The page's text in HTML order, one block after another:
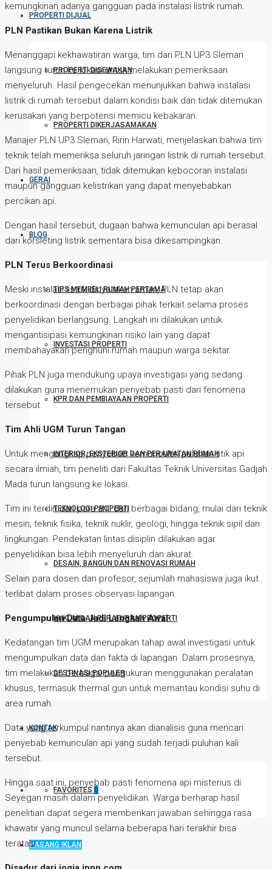
PROPERTI DIJUAL
PROPERTI DISEWAKAN
PROPERTI DIKERJASAMAKAN
GERAI
BLOG
TIPS MEMBELI RUMAH PERTAMA
INVESTASI PROPERTI
KPR DAN PEMBIAYAAN PROPERTI
INTERIOR, EKSTERIOR DAN PERAWATAN RUMAH
TEKNOLOGI PROPERTI
DESAIN, BANGUN DAN RENOVASI RUMAH
HUKUM DAN PERATURAN PROPERTI
DESTINASI POPULER
KONTAK
FAVORITES 0
PASANG IKLAN
kemungkinan adanya gangguan pada instalasi listrik rumah.
PLN Pastikan Bukan Karena Listrik
Menanggapi kekhawatiran warga, tim dari PLN UP3 Sleman
langsung turun ke lokasi untuk melakukan pemeriksaan
menyeluruh. Hasil pengecekan menunjukkan bahwa instalasi
listrik di rumah tersebut dalam kondisi baik dan tidak ditemukan
kerusakan yang berpotensi memicu kebakaran.
Manajer PLN UP3 Sleman, Ririn Harwati, menjelaskan bahwa tim
teknik telah memeriksa seluruh jaringan listrik di rumah tersebut.
Dari hasil pemeriksaan, tidak ditemukan kebocoran instalasi
maupun gangguan kelistrikan yang dapat menyebabkan
percikan api.
Dengan hasil tersebut, dugaan bahwa kemunculan api berasal
dari korsleting listrik sementara bisa dikesampingkan.
PLN Terus Berkoordinasi
Meski instalasi listrik dinyatakan aman, PLN tetap akan
berkoordinasi dengan berbagai pihak terkait selama proses
penyelidikan berlangsung. Langkah ini dilakukan untuk
mengantisipasi kemungkinan risiko lain yang dapat
membahayakan penghuni rumah maupun warga sekitar.
Pihak PLN juga mendukung upaya investigasi yang sedang
dilakukan guna menemukan penyebab pasti dari fenomena
tersebut.
Tim Ahli UGM Turun Tangan
Untuk mengungkap penyebab kemunculan puluhan titik api
secara ilmiah, tim peneliti dari Fakultas Teknik Universitas Gadjah
Mada turun langsung ke lokasi.
Tim ini terdiri dari para ahli dari berbagai bidang, mulai dari teknik
mesin, teknik fisika, teknik nuklir, geologi, hingga teknik sipil dan
lingkungan. Pendekatan lintas disiplin dilakukan agar
penyelidikan bisa lebih menyeluruh dan akurat.
Selain para dosen dan profesor, sejumlah mahasiswa juga ikut
terlibat dalam proses observasi lapangan.
Pengumpulan Data Jadi Langkah Awal
Kedatangan tim UGM merupakan tahap awal investigasi untuk
mengumpulkan data dan fakta di lapangan. Dalam prosesnya,
tim melakukan berbagai pengukuran menggunakan peralatan
khusus, termasuk thermal gun untuk memantau kondisi suhu di
area rumah.
Data yang terkumpul nantinya akan dianalisis guna mencari
penyebab kemunculan api yang sudah terjadi puluhan kali
tersebut.
Hingga saat ini, penyebab pasti fenomena api misterius di
Seyegan masih dalam penyelidikan. Warga berharap hasil
penelitian dapat segera memberikan jawaban sehingga rasa
khawatir yang muncul selama beberapa hari terakhir bisa
teratasi.